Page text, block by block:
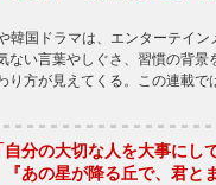
韓国ドラマは、エンターテイン
ない言葉やしぐさ、習慣の背景
り方が見えてくる。この連載
自分の大切な人を大事にし
『あの星が降る丘で、君と